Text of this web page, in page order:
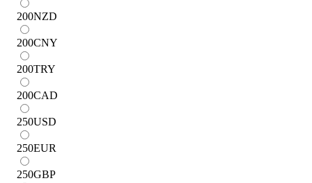
200NZD
200CNY
200TRY
200CAD
250USD
250EUR
250GBP